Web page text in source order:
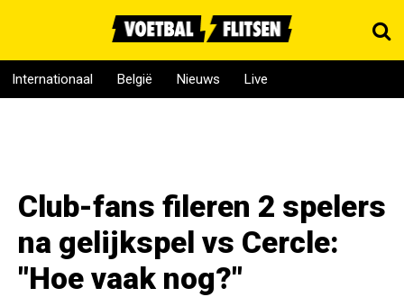
Internationaal België Nieuws Live
Club-fans fileren 2 spelers
na gelijkspel vs Cercle:
"Hoe vaak nog?"